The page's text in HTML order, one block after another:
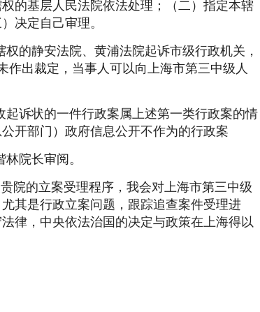
的基层人民法院依法处理；（二）指定本辖
决定自己审理。
的静安法院、黄浦法院起诉市级行政机关，
作出裁定，当事人可以向上海市第三中级人
起诉状的一件行政案属上述第一类行政案的情
开部门）政府信息公开不作为的行政案
院长审阅。
院的立案受理程序，我会对上海市第三中级
其是行政立案问题，跟踪追查案件受理进
律，中央依法治国的决定与政策在上海得以